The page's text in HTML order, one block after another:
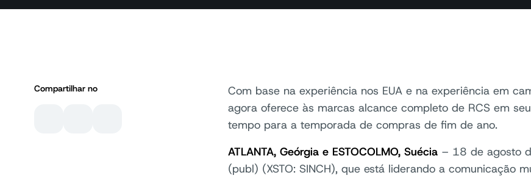
Compartilhar no
Com base na experiência nos EUA e na experiência em
agora oferece às marcas alcance completo de RCS em
tempo para a temporada de compras de fim de ano.
ATLANTA, Geórgia e ESTOCOLMO, Suécia – 18 de agosto
(publ) (XSTO: SINCH), que está liderando a comunicação